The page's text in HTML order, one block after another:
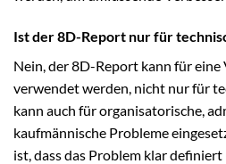
Ist der 8D-Report nur für
Nein, der 8D-Report kann für
verwendet werden, nicht nur für
kann auch für organisatorische,
kaufmännische Probleme
ist, dass das Problem klar